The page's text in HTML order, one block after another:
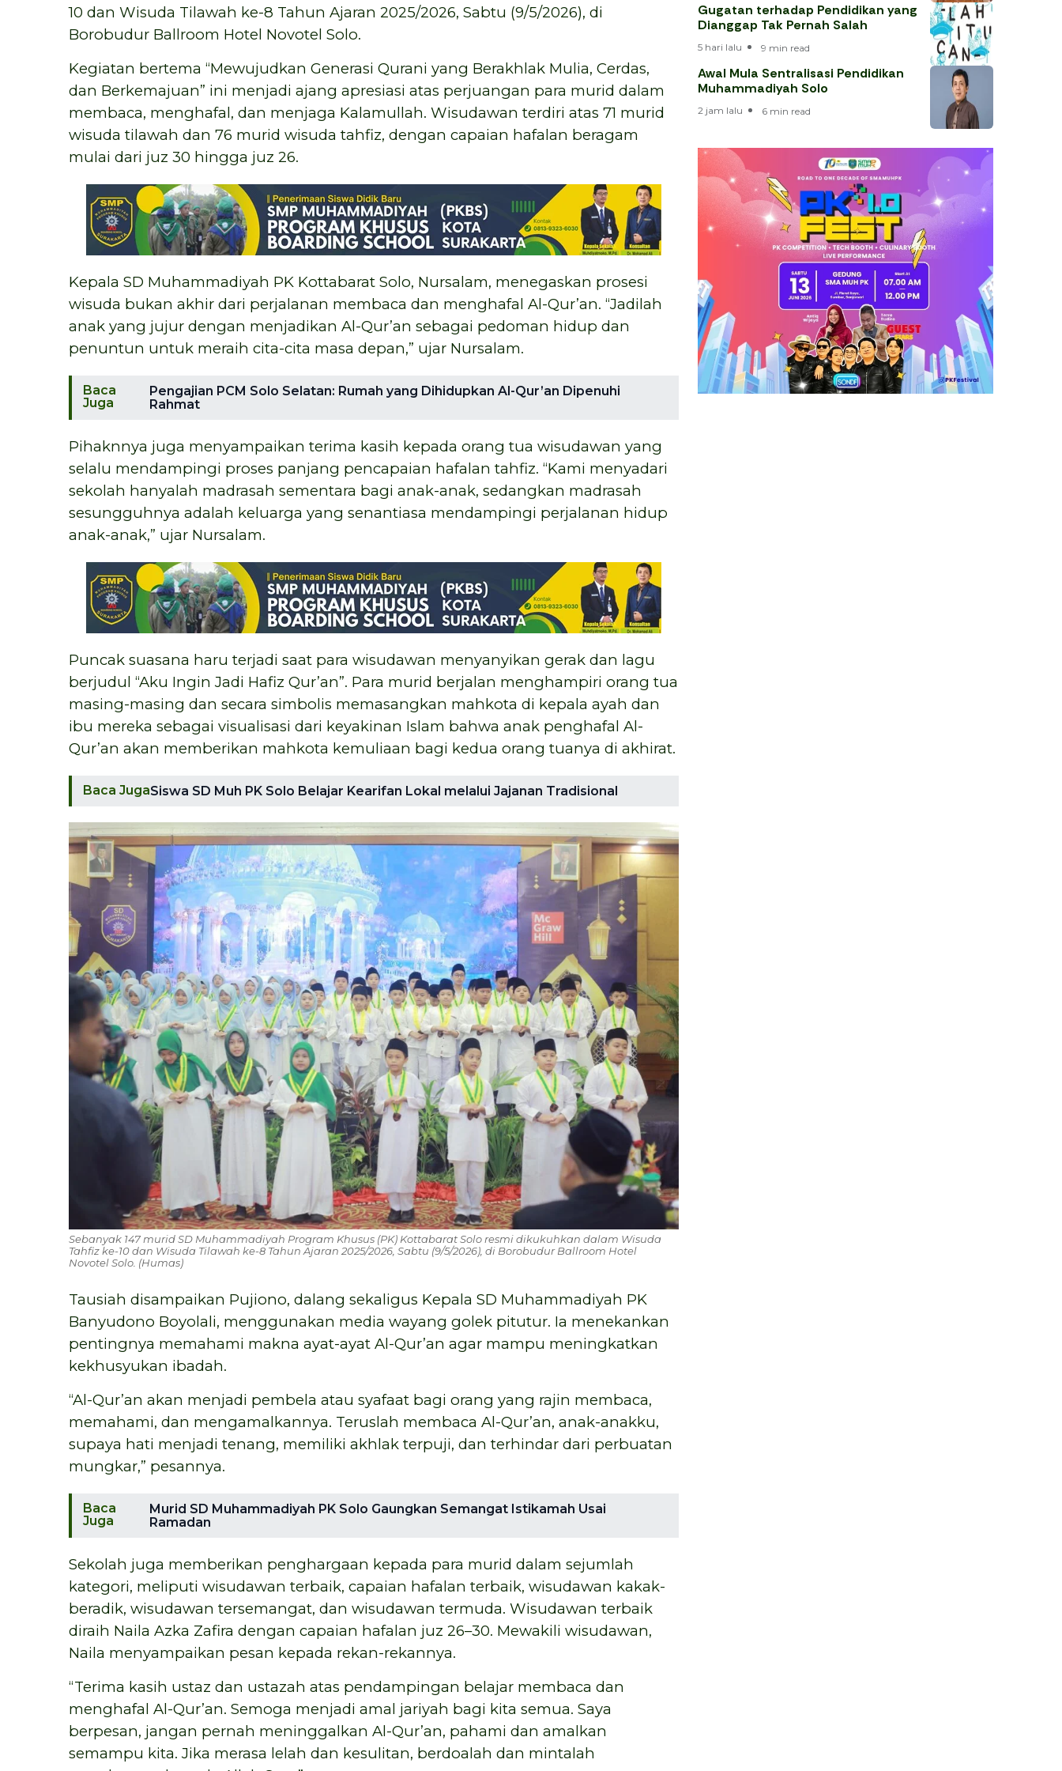
10 dan Wisuda Tilawah ke-8 Tahun Ajaran 2025/2026, Sabtu (9/5/2026), di
Borobudur Ballroom Hotel Novotel Solo.
Kegiatan bertema “Mewujudkan Generasi Qurani yang Berakhlak Mulia, Cerdas,
dan Berkemajuan” ini menjadi ajang apresiasi atas perjuangan para murid dalam
membaca, menghafal, dan menjaga Kalamullah. Wisudawan terdiri atas 71 murid
wisuda tilawah dan 76 murid wisuda tahfiz, dengan capaian hafalan beragam
mulai dari juz 30 hingga juz 26.
Kepala SD Muhammadiyah PK Kottabarat Solo, Nursalam, menegaskan prosesi
wisuda bukan akhir dari perjalanan membaca dan menghafal Al-Qur’an. “Jadilah
anak yang jujur dengan menjadikan Al-Qur’an sebagai pedoman hidup dan
penuntun untuk meraih cita-cita masa depan,” ujar Nursalam.
Baca
Juga
Pengajian PCM Solo Selatan: Rumah yang Dihidupkan Al-Qur’an Dipenuhi
Rahmat
Pihaknnya juga menyampaikan terima kasih kepada orang tua wisudawan yang
selalu mendampingi proses panjang pencapaian hafalan tahfiz. “Kami menyadari
sekolah hanyalah madrasah sementara bagi anak-anak, sedangkan madrasah
sesungguhnya adalah keluarga yang senantiasa mendampingi perjalanan hidup
anak-anak,” ujar Nursalam.
Puncak suasana haru terjadi saat para wisudawan menyanyikan gerak dan lagu
berjudul “Aku Ingin Jadi Hafiz Qur’an”. Para murid berjalan menghampiri orang tua
masing-masing dan secara simbolis memasangkan mahkota di kepala ayah dan
ibu mereka sebagai visualisasi dari keyakinan Islam bahwa anak penghafal Al-
Qur’an akan memberikan mahkota kemuliaan bagi kedua orang tuanya di akhirat.
Baca JugaSiswa SD Muh PK Solo Belajar Kearifan Lokal melalui Jajanan Tradisional
Sebanyak 147 murid SD Muhammadiyah Program Khusus (PK) Kottabarat Solo resmi dikukuhkan dalam Wisuda
Tahfiz ke-10 dan Wisuda Tilawah ke-8 Tahun Ajaran 2025/2026, Sabtu (9/5/2026), di Borobudur Ballroom Hotel
Novotel Solo. (Humas)
Tausiah disampaikan Pujiono, dalang sekaligus Kepala SD Muhammadiyah PK
Banyudono Boyolali, menggunakan media wayang golek pitutur. Ia menekankan
pentingnya memahami makna ayat-ayat Al-Qur’an agar mampu meningkatkan
kekhusyukan ibadah.
“Al-Qur’an akan menjadi pembela atau syafaat bagi orang yang rajin membaca,
memahami, dan mengamalkannya. Teruslah membaca Al-Qur’an, anak-anakku,
supaya hati menjadi tenang, memiliki akhlak terpuji, dan terhindar dari perbuatan
mungkar,” pesannya.
Baca
Juga
Murid SD Muhammadiyah PK Solo Gaungkan Semangat Istikamah Usai
Ramadan
Sekolah juga memberikan penghargaan kepada para murid dalam sejumlah
kategori, meliputi wisudawan terbaik, capaian hafalan terbaik, wisudawan kakak-
beradik, wisudawan tersemangat, dan wisudawan termuda. Wisudawan terbaik
diraih Naila Azka Zafira dengan capaian hafalan juz 26–30. Mewakili wisudawan,
Naila menyampaikan pesan kepada rekan-rekannya.
“Terima kasih ustaz dan ustazah atas pendampingan belajar membaca dan
menghafal Al-Qur’an. Semoga menjadi amal jariyah bagi kita semua. Saya
berpesan, jangan pernah meninggalkan Al-Qur’an, pahami dan amalkan
semampu kita. Jika merasa lelah dan kesulitan, berdoalah dan mintalah
Gugatan terhadap Pendidikan yang
Dianggap Tak Pernah Salah
5 hari lalu 9 min read
Awal Mula Sentralisasi Pendidikan
Muhammadiyah Solo
2 jam lalu 6 min read